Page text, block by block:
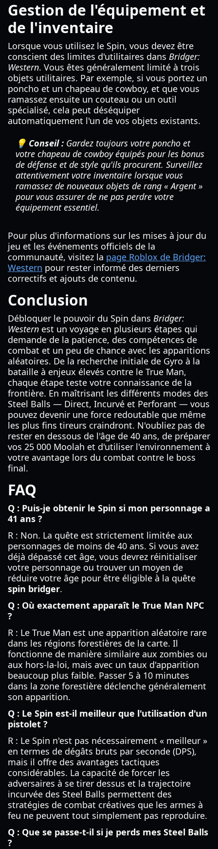
Gestion de l'équipement et
de l'inventaire
Lorsque vous utilisez le Spin, vous devez être
conscient des limites d'utilitaires dans Bridger:
Western. Vous êtes généralement limité à trois
objets utilitaires. Par exemple, si vous portez un
poncho et un chapeau de cowboy, et que vous
ramassez ensuite un couteau ou un outil
spécialisé, cela peut déséquiper
automatiquement l'un de vos objets existants.
💡 Conseil : Gardez toujours votre poncho et
votre chapeau de cowboy équipés pour les bonus
de défense et de style qu'ils procurent. Surveillez
attentivement votre inventaire lorsque vous
ramassez de nouveaux objets de rang « Argent »
pour vous assurer de ne pas perdre votre
équipement essentiel.
Pour plus d'informations sur les mises à jour du
jeu et les événements officiels de la
communauté, visitez la page Roblox de Bridger:
Western pour rester informé des derniers
correctifs et ajouts de contenu.
Conclusion
Débloquer le pouvoir du Spin dans Bridger:
Western est un voyage en plusieurs étapes qui
demande de la patience, des compétences de
combat et un peu de chance avec les apparitions
aléatoires. De la recherche initiale de Gyro à la
bataille à enjeux élevés contre le True Man,
chaque étape teste votre connaissance de la
frontière. En maîtrisant les différents modes des
Steel Balls — Direct, Incurvé et Perforant — vous
pouvez devenir une force redoutable que même
les plus fins tireurs craindront. N'oubliez pas de
rester en dessous de l'âge de 40 ans, de préparer
vos 25 000 Moolah et d'utiliser l'environnement à
votre avantage lors du combat contre le boss
final.
FAQ
Q : Puis-je obtenir le Spin si mon personnage a
41 ans ?
R : Non. La quête est strictement limitée aux
personnages de moins de 40 ans. Si vous avez
déjà dépassé cet âge, vous devrez réinitialiser
votre personnage ou trouver un moyen de
réduire votre âge pour être éligible à la quête
spin bridger.
Q : Où exactement apparaît le True Man NPC
?
R : Le True Man est une apparition aléatoire rare
dans les régions forestières de la carte. Il
fonctionne de manière similaire aux zombies ou
aux hors-la-loi, mais avec un taux d'apparition
beaucoup plus faible. Passer 5 à 10 minutes
dans la zone forestière déclenche généralement
son apparition.
Q : Le Spin est-il meilleur que l'utilisation d'un
pistolet ?
R : Le Spin n'est pas nécessairement « meilleur »
en termes de dégâts bruts par seconde (DPS),
mais il offre des avantages tactiques
considérables. La capacité de forcer les
adversaires à se tirer dessus et la trajectoire
incurvée des Steel Balls permettent des
stratégies de combat créatives que les armes à
feu ne peuvent tout simplement pas reproduire.
Q : Que se passe-t-il si je perds mes Steel Balls
?